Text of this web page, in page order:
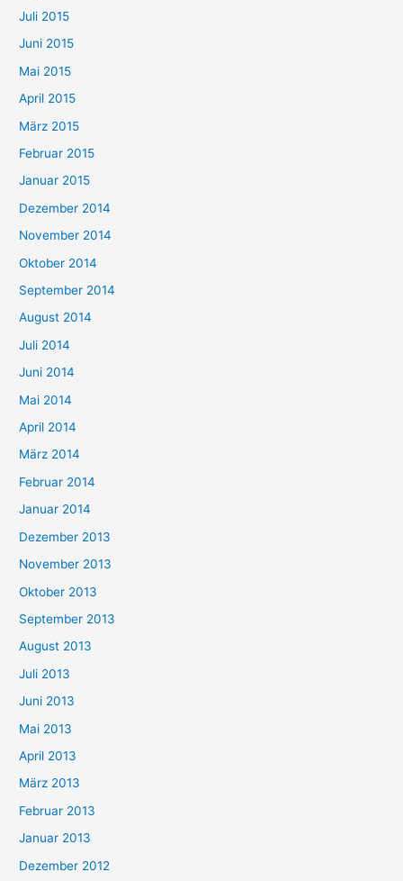
Juli 2015
Juni 2015
Mai 2015
April 2015
März 2015
Februar 2015
Januar 2015
Dezember 2014
November 2014
Oktober 2014
September 2014
August 2014
Juli 2014
Juni 2014
Mai 2014
April 2014
März 2014
Februar 2014
Januar 2014
Dezember 2013
November 2013
Oktober 2013
September 2013
August 2013
Juli 2013
Juni 2013
Mai 2013
April 2013
März 2013
Februar 2013
Januar 2013
Dezember 2012